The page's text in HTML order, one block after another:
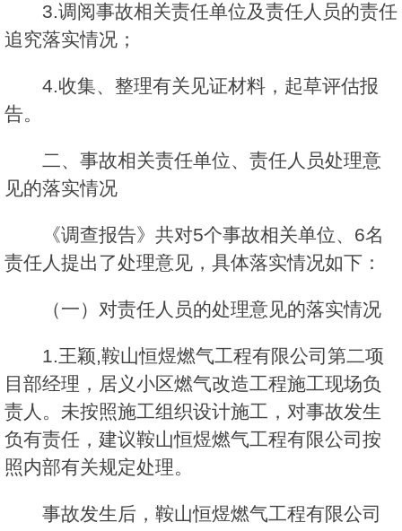
3.调阅事故相关责任单位及责任人员的责任
追究落实情况；
4.收集、整理有关见证材料，起草评估报
告。
二、事故相关责任单位、责任人员处理意
见的落实情况
《调查报告》共对5个事故相关单位、6名
责任人提出了处理意见，具体落实情况如下：
（一）对责任人员的处理意见的落实情况
1.王颖,鞍山恒煜燃气工程有限公司第二项
目部经理，居义小区燃气改造工程施工现场负
责人。未按照施工组织设计施工，对事故发生
负有责任，建议鞍山恒煜燃气工程有限公司按
照内部有关规定处理。
事故发生后，鞍山恒煜燃气工程有限公司